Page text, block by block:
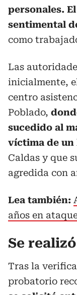
personales.
sentimental
como
Las
inicialmente,
centro
Poblado,
sucedido al
víctima de
Caldas y que
agredida con
Lea también:
años en
Se
Tras la
probatorio